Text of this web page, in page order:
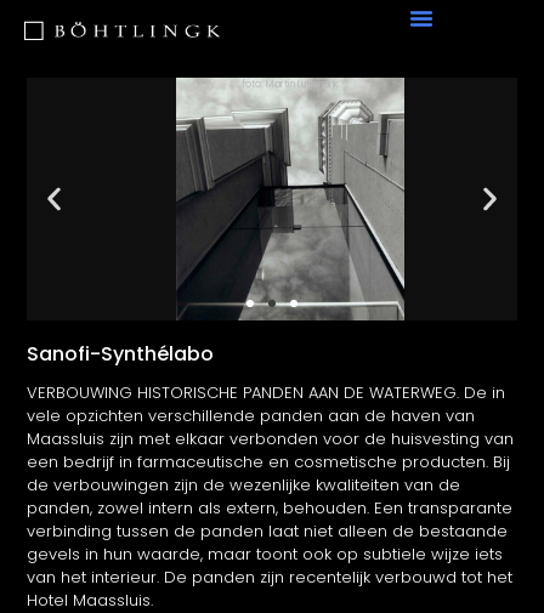
Sanofi-Synthélabo
foto: Martin Luijendijk
VERBOUWING HISTORISCHE PANDEN AAN DE WATERWEG. De in
vele opzichten verschillende panden aan de haven van
Maassluis zijn met elkaar verbonden voor de huisvesting van
een bedrijf in farmaceutische en cosmetische producten. Bij
de verbouwingen zijn de wezenlijke kwaliteiten van de
panden, zowel intern als extern, behouden. Een transparante
verbinding tussen de panden laat niet alleen de bestaande
gevels in hun waarde, maar toont ook op subtiele wijze iets
van het interieur. De panden zijn recentelijk verbouwd tot het
Hotel Maassluis.